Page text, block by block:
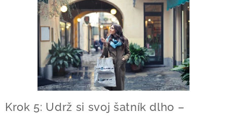
Krok 5: Udrž si svoj šatník dlho –